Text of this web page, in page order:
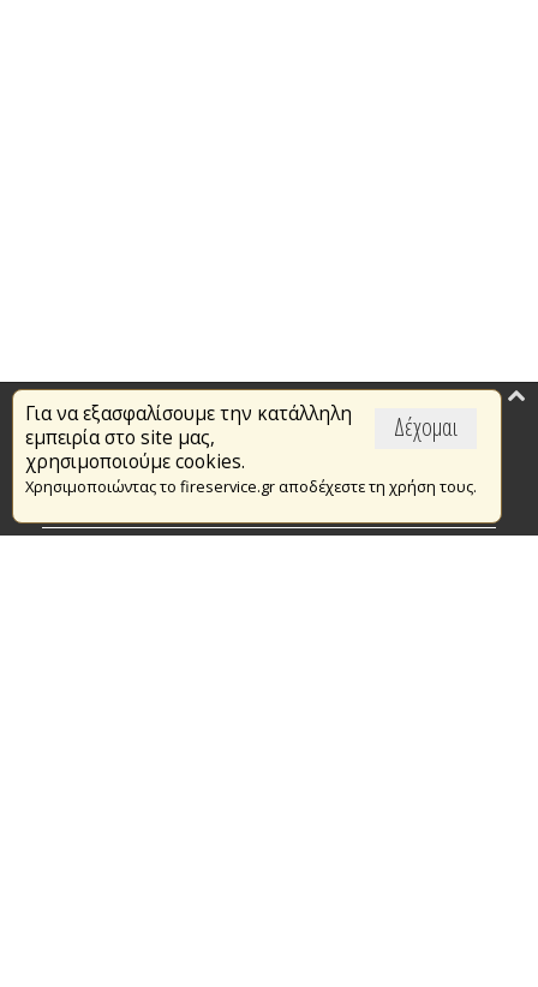
Δέχομαι
Για να εξασφαλίσουμε την κατάλληλη
εμπειρία στο site μας,
χρησιμοποιούμε cookies.
Χρησιμοποιώντας το fireservice.gr αποδέχεστε τη χρήση τους.
Επικαιρότητα
Το Πυροσβεστικό Σώμα